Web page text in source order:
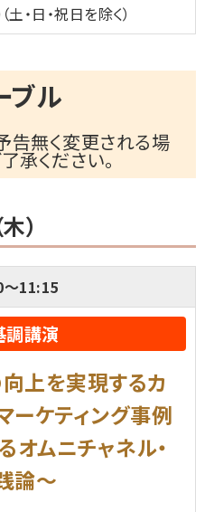
日・祝日を除く）
ブル
告無く変更される場
承ください。
）
～11:15
調講演
上を実現するカ
ーケティング事例
オムニチャネル・
論～